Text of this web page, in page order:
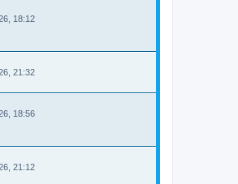
18:12
21:32
18:56
21:12